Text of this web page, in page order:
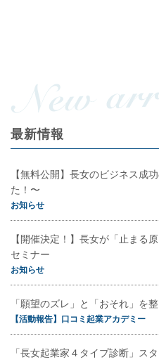
最新情報
【無料公開】長女のビジネス成
た！〜
お知らせ
【開催決定！】長女が「止まる
セミナー
お知らせ
「願望のズレ」と「おそれ」を
【活動報告】口コミ起業アカデミー
「長女起業家４タイプ診断」ス